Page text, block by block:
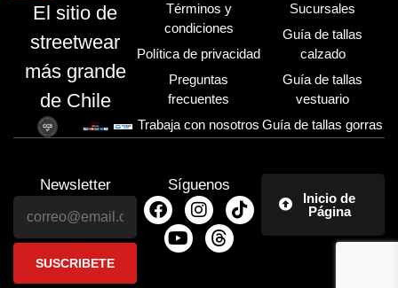
El sitio de
streetwear
más grande
de Chile
Términos y
condiciones
Política de privacidad
Preguntas
frecuentes
Trabaja con nosotros
Sucursales
Guía de tallas
calzado
Guía de tallas
vestuario
Guía de tallas gorras
Newsletter Síguenos
Inicio de
Página